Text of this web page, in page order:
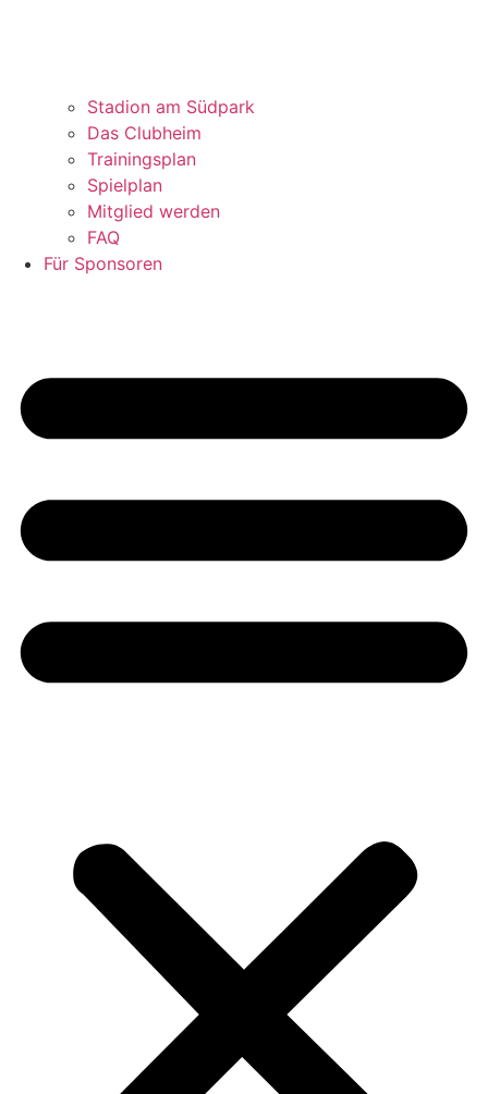
Stadion am Südpark
Das Clubheim
Trainingsplan
Spielplan
Mitglied werden
FAQ
Für Sponsoren